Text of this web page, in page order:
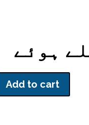
ہوئے
Add to cart